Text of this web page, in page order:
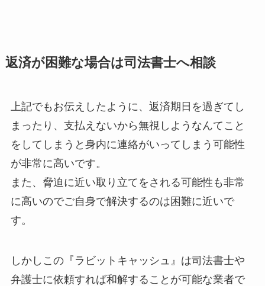
返済が困難な場合は司法書士へ相談
上記でもお伝えしたように、返済期日を過ぎてし
まったり、支払えないから無視しようなんてこと
をしてしまうと身内に連絡がいってしまう可能性
が非常に高いです。
また、脅迫に近い取り立てをされる可能性も非常
に高いのでご自身で解決するのは困難に近いで
す。
しかしこの『ラビットキャッシュ』は司法書士や
弁護士に依頼すれば和解することが可能な業者で